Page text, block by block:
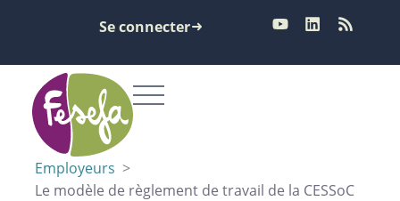
Se connecter
Employeurs >
Le modèle de règlement de travail de la CESSoC